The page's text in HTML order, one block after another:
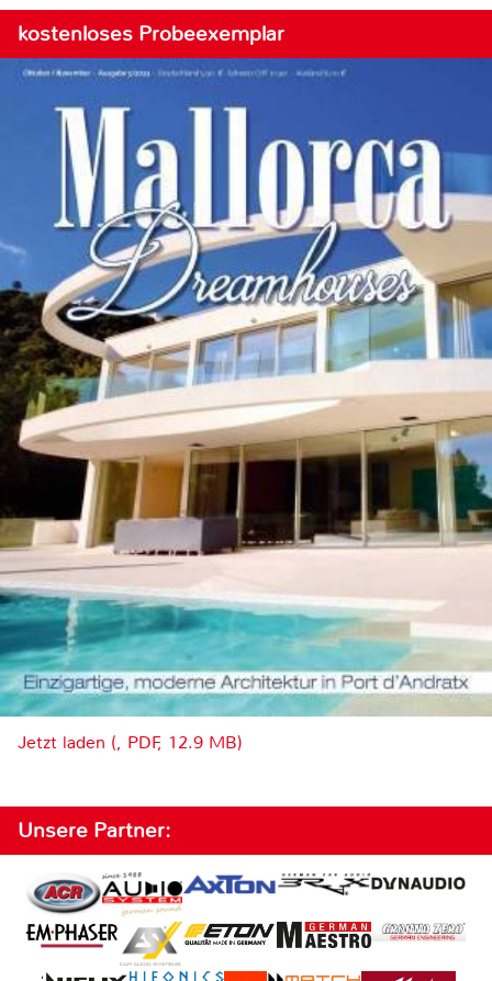
kostenloses Probeexemplar
Jetzt laden (, PDF, 12.9 MB)
Unsere Partner: